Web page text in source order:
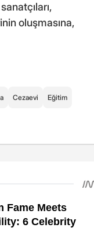
oluşmasına,
Cezaevi Eğitim